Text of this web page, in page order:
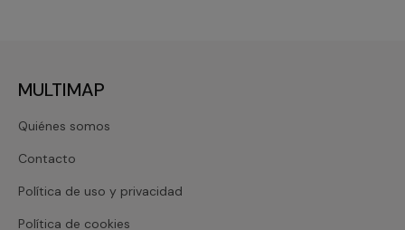
MULTIMAP
Quiénes somos
Contacto
Política de uso y privacidad
Política de cookies